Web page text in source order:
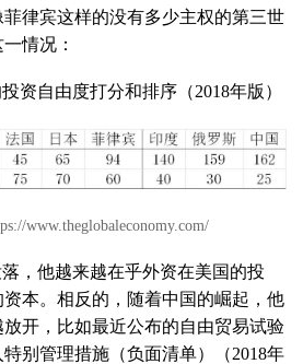
律宾这样的没有多少主权的第三世
情况：
资自由度打分和排序（2018年版）
www.theglobaleconomy.com/
，他越来越在乎外资在美国的投
本。相反的，随着中国的崛起，他
开，比如最近公布的自由贸易试验
别管理措施（负面清单）（2018年